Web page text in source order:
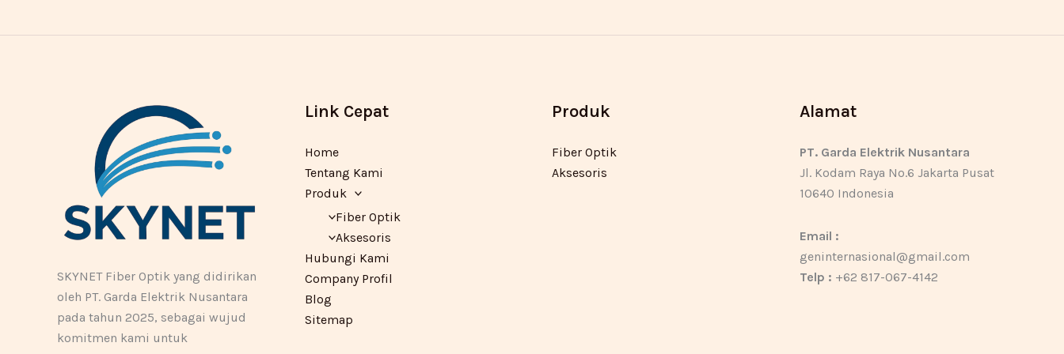
SKYNET Fiber Optik yang didirikan
oleh PT. Garda Elektrik Nusantara
pada tahun 2025, sebagai wujud
komitmen kami untuk
Link Cepat
Home
Tentang Kami
Produk
Fiber Optik
Aksesoris
Hubungi Kami
Company Profil
Blog
Sitemap
Produk
Fiber Optik
Aksesoris
Alamat
PT. Garda Elektrik Nusantara
Jl. Kodam Raya No.6 Jakarta Pusat
10640 Indonesia
Email :
geninternasional@gmail.com
Telp : +62 817-067-4142